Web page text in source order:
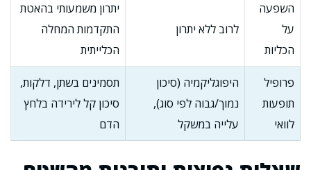
השפעה
על
הכליות
לרוב ללא יתרון
יתרון משמעותי בהאטת
התקדמות המחלה
הכלייתית
פרופיל
תופעות
לוואי
היפוגליקמיה (סיכון
נמוך/גבוה לפי סוג),
עלייה במשקל
תסמינים בשתן, דלקות,
סיכון קל לירידה בלחץ
הדם